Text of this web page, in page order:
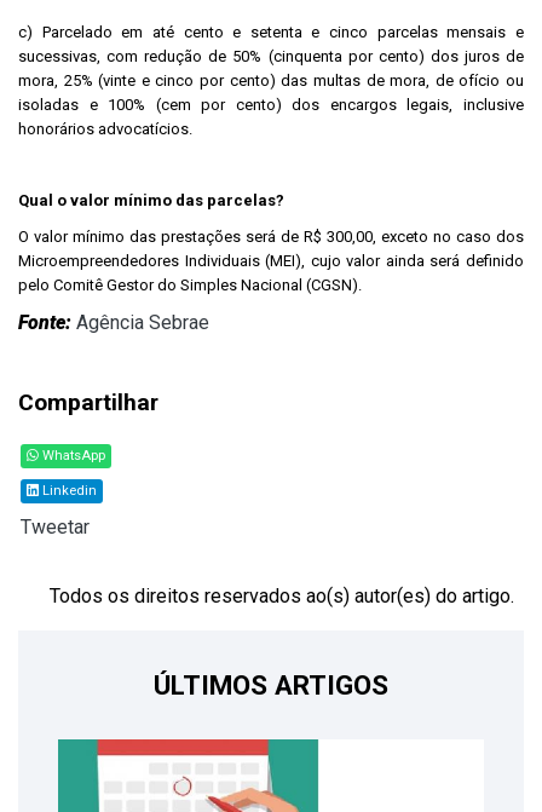
c) Parcelado em até cento e setenta e cinco parcelas mensais e
sucessivas, com redução de 50% (cinquenta por cento) dos juros de
mora, 25% (vinte e cinco por cento) das multas de mora, de ofício ou
isoladas e 100% (cem por cento) dos encargos legais, inclusive
honorários advocatícios.
Qual o valor mínimo das parcelas?
O valor mínimo das prestações será de R$ 300,00, exceto no caso dos
Microempreendedores Individuais (MEI), cujo valor ainda será definido
pelo Comitê Gestor do Simples Nacional (CGSN).
Fonte: Agência Sebrae
Compartilhar
WhatsApp
Linkedin
Tweetar
Todos os direitos reservados ao(s) autor(es) do artigo.
ÚLTIMOS ARTIGOS